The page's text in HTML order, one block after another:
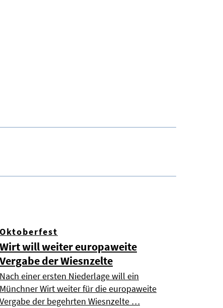
Oktoberfest
Wirt will weiter europaweite
Vergabe der Wiesnzelte
Nach einer ersten Niederlage will ein
Münchner Wirt weiter für die europaweite
Vergabe der begehrten Wiesnzelte …